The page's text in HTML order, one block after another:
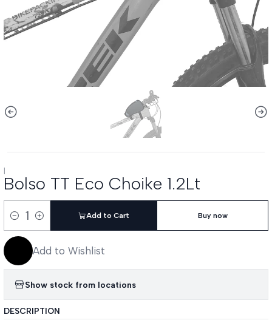
|
Bolso TT Eco Choike 1.2Lt
Quantity
Add to Cart Buy now
Add to Wishlist
Show stock from locations
DESCRIPTION